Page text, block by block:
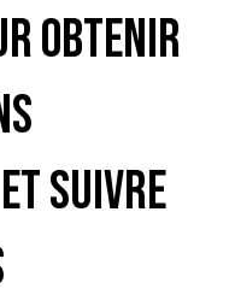
OBTENIR
SUIVRE